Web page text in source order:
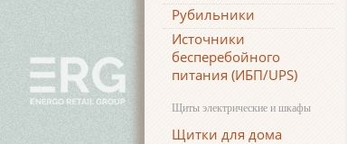
Рубильники
Источники
бесперебойного
питания (ИБП/UPS)
Щиты электрические и шкафы
Щитки для дома